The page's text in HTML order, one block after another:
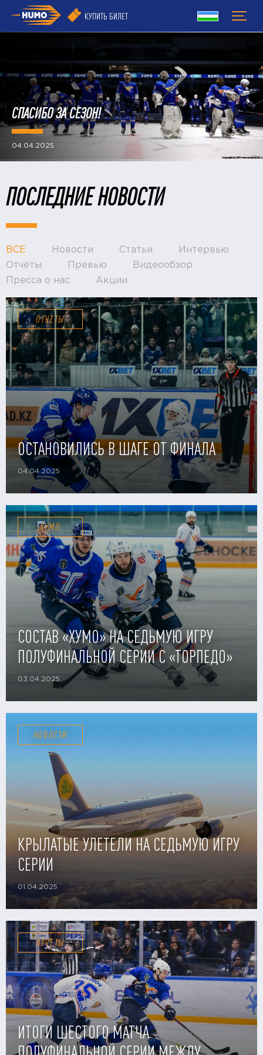
КУПИТЬ БИЛЕТ
СПАСИБО ЗА СЕЗОН!
04.04.2025
ПОСЛЕДНИЕ НОВОСТИ
ВСЕ Новости Статьи
Интервью
Отчёты
Превью
Видеообзор
Пресса о нас
Акции
ОТЧЕТЫ
ОСТАНОВИЛИСЬ В ШАГЕ ОТ ФИНАЛА
04.04.2025
ХУМО
СОСТАВ «ХУМО» НА СЕДЬМУЮ ИГРУ
ПОЛУФИНАЛЬНОЙ СЕРИИ С «ТОРПЕДО»
03.04.2025
НОВОСТИ
КРЫЛАТЫЕ УЛЕТЕЛИ НА СЕДЬМУЮ ИГРУ
СЕРИИ
01.04.2025
ОТЧЕТЫ
ИТОГИ ШЕСТОГО МАТЧА